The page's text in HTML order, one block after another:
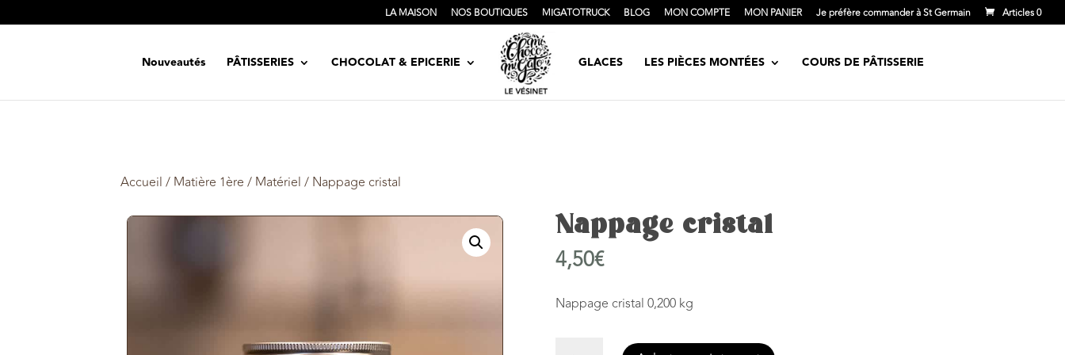
LA MAISON NOS BOUTIQUES MIGATOTRUCK BLOG MON COMPTE MON PANIER Je préfère commander à St Germain Articles 0
Nouveautés PÂTISSERIES CHOCOLAT & EPICERIE GLACES LES PIÈCES MONTÉES COURS DE PÂTISSERIE
Accueil / Matière 1ère / Matériel / Nappage cristal
Nappage cristal
4,50€
Nappage cristal 0,200 kg